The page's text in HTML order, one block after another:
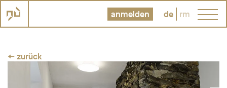
anmelden de rm
← zurück